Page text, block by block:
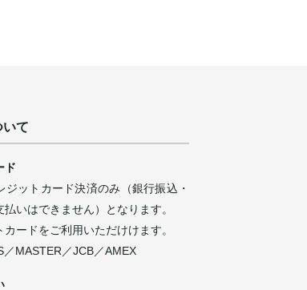
いて
ド
ジットカード決済のみ（銀行振込・
いはできません）となります。
ードをご利用いただけけます。
／MASTER／JCB／AMEX